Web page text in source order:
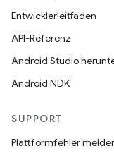
Entwicklerleitfäden
API-Referenz
Android Studio
Android NDK
SUPPORT
Plattformfehler